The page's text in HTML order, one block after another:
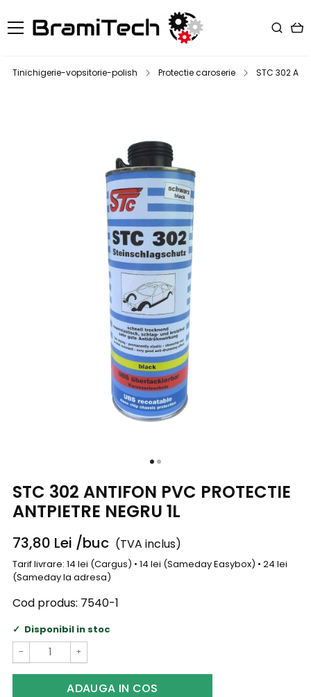
Tinichigerie-vopsitorie-polish Protectie caroserie STC 302
STC 302 ANTIFON PVC PROTECTIE
ANTPIETRE NEGRU 1L
73,80 Lei /buc (TVA inclus)
Tarif livrare: 14 lei (Cargus) • 14 lei (Sameday Easybox) • 24 lei
(Sameday la adresa)
Cod produs: 7540-1
Disponibil in stoc
− +
ADAUGA IN COS